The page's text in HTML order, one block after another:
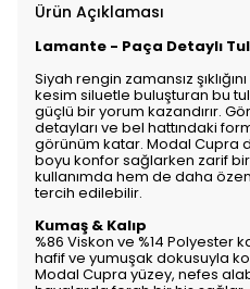
Ürün Açıklaması
Lamante - Paça Detaylı
Siyah rengin zamansız
kesim siluetle buluşturan bu
güçlü bir yorum kazandırır.
detayları ve bel hattındaki
görünüm katar. Modal Cupra
boyu konfor sağlarken zarif
kullanımda hem de daha
tercih edilebilir.
Kumaş & Kalıp
%86 Viskon ve %14 Polyester
hafif ve yumuşak dokusuyla
Modal Cupra yüzey, nefes